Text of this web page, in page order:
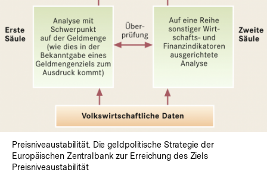
Lightbox
Preisniveaustabilität. Die geldpolitische Strategie der
Europäischen Zentralbank zur Erreichung des Ziels
Preisniveaustabilität